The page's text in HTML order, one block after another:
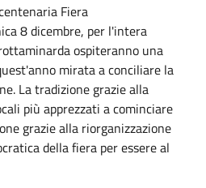
Fiera
8 dicembre, per l'intera
ospiteranno una
mirata a conciliare la
La tradizione grazie alla
più apprezzati a cominciare
grazie alla riorganizzazione
della fiera per essere al